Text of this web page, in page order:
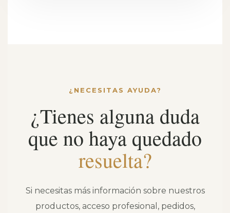
¿NECESITAS AYUDA?
¿Tienes alguna duda
que no haya quedado
resuelta?
Si necesitas más información sobre nuestros
productos, acceso profesional, pedidos,